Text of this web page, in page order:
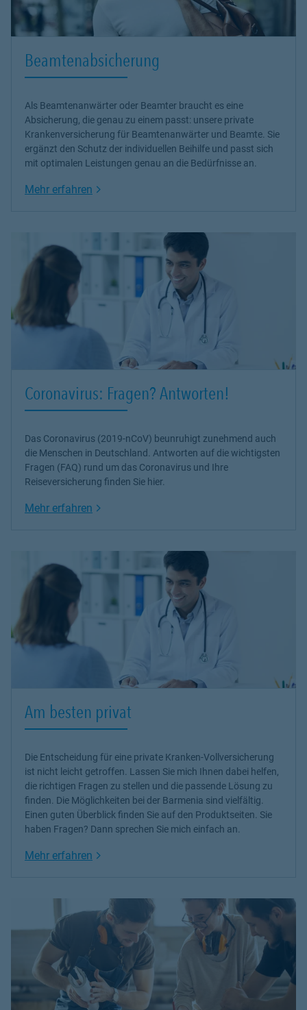
Beamtenabsicherung
Als Beamtenanwärter oder Beamter braucht es eine
Absicherung, die genau zu einem passt: unsere private
Krankenversicherung für Beamtenanwärter und Beamte. Sie
ergänzt den Schutz der individuellen Beihilfe und passt sich
mit optimalen Leistungen genau an die Bedürfnisse an.
Mehr erfahren Link Opens in New Tab
Coronavirus: Fragen? Antworten!
Das Coronavirus (2019-nCoV) beunruhigt zunehmend auch
die Menschen in Deutschland. Antworten auf die wichtigsten
Fragen (FAQ) rund um das Coronavirus und Ihre
Reiseversicherung finden Sie hier.
Mehr erfahren Link Opens in New Tab
Am besten privat
Die Entscheidung für eine private Kranken-Vollversicherung
ist nicht leicht getroffen. Lassen Sie mich Ihnen dabei helfen,
die richtigen Fragen zu stellen und die passende Lösung zu
finden. Die Möglichkeiten bei der Barmenia sind vielfältig.
Einen guten Überblick finden Sie auf den Produktseiten. Sie
haben Fragen? Dann sprechen Sie mich einfach an.
Mehr erfahren Link Opens in New Tab